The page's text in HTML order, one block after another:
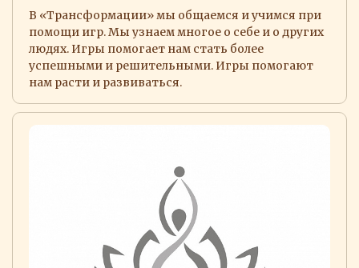
В «Трансформации» мы общаемся и учимся при
помощи игр. Мы узнаем многое о себе и о других
людях. Игры помогает нам стать более
успешными и решительными. Игры помогают
нам расти и развиваться.